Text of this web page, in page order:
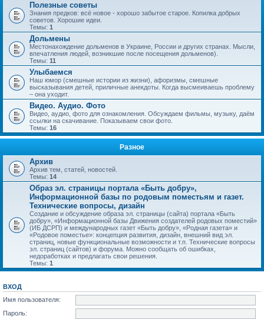
Полезные советы
Знания предков: всё новое - хорошо забытое старое. Копилка добрых
советов. Хорошие идеи.
Темы: 1
Дольмены
Местонахождение дольменов в Украине, России и других странах. Мысли,
впечатления людей, возникшие после посещения дольменов).
Темы: 11
Улыбаемся
Наш юмор (смешные истории из жизни), афоризмы, смешные
высказывания детей, приличные анекдоты. Когда высмеиваешь проблему
– она уходит.
Видео. Аудио. Фото
Видео, аудио, фото для ознакомления. Обсуждаем фильмы, музыку, даём
ссылки на скачивание. Показываем свои фото.
Темы: 16
Разное
Архив
Архив тем, статей, новостей.
Темы: 14
Образ эл. страницы портала «Быть добру»,
Информационной базы по родовым поместьям и газет.
Технические вопросы, дизайн
Создание и обсуждение образа эл. страницы (сайта) портала «Быть
добру», «Информационной базы Движения создателей родовых поместий»
(ИБ ДСРП) и международных газет «Быть добру», «Родная газета» и
«Родовое поместье»: концепция развития, дизайн, внешний вид эл.
страниц, новые функциональные возможности и т.п. Технические вопросы
эл. страниц (сайтов) и форума. Можно сообщать об ошибках,
недоработках и предлагать свои решения.
Темы: 1
ВХОД
Имя пользователя:
Пароль: